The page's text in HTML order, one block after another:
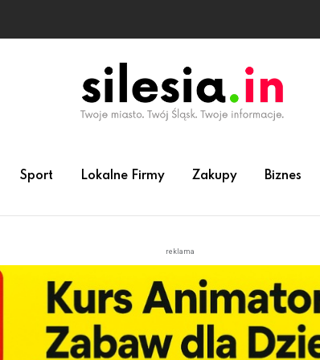
Sport Lokalne Firmy Zakupy Biznes
reklama